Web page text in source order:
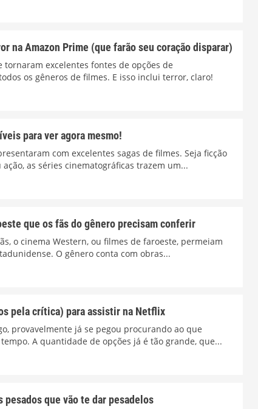
na Amazon Prime (que farão seu coração disparar)
tornaram excelentes fontes de opções de
os gêneros de filmes. E isso inclui terror, claro!
para ver agora mesmo!
com excelentes sagas de filmes. Seja ficção
as séries cinematográficas trazem um...
que os fãs do gênero precisam conferir
o cinema Western, ou filmes de faroeste, permeiam
O gênero conta com obras...
pela crítica) para assistir na Netflix
provavelmente já se pegou procurando ao que
A quantidade de opções já é tão grande, que...
que vão te dar pesadelos